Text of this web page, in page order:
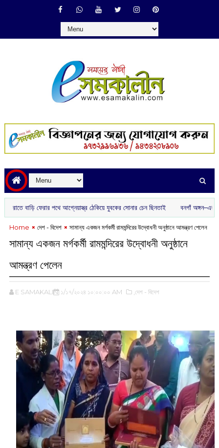
ফেরার পথে আগ্নেয়াস্ত্র ঠেকিয়ে যুবকের সোনার চেন ছিনতাই বনগাঁ অঙ্গন–এর উদ্যোগে স্কুলে
Home দেশ - বিদেশ সামান্য একজন মর্গকর্মী রামমন্দিরের উদ্বোধনী অনুষ্ঠানে আমন্ত্রণ পেলেন
সামান্য একজন মর্গকর্মী রামমন্দিরের উদ্বোধনী অনুষ্ঠানে
আমন্ত্রণ পেলেন
E SAMAKALIN ১/১৭/২০২৪ ১০:০০:০০ AM ,দেশ - বিদেশ